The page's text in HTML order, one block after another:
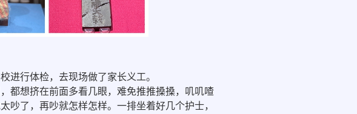
进行体检，去现场做了家长义工。
都想挤在前面多看几眼，难免推推搡搡，叽叽喳
吵了，再吵就怎样怎样。一排坐着好几个护士，